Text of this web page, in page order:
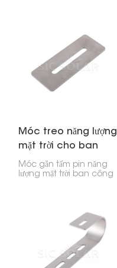
Móc treo năng lượng
mặt trời cho ban
công
Móc gắn tấm pin năng
lượng mặt trời ban công
lan can hoặc tường ban
công. Nó cho phép bạn
lắp đặt các tấm pin năng
lượng mặt trời ở những
nơi có không gian hạn
chế, như trong thành